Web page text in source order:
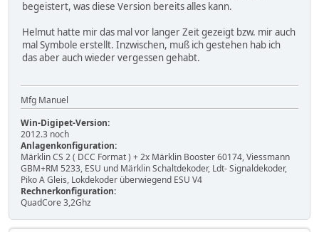
begeistert, was diese Version bereits alles kann.
Helmut hatte mir das mal vor langer Zeit gezeigt bzw. mir auch
mal Symbole erstellt. Inzwischen, muß ich gestehen hab ich
das aber auch wieder vergessen gehabt.
Mfg Manuel
Win-Digipet-Version:
2012.3 noch
Anlagenkonfiguration:
Märklin CS 2 ( DCC Format ) + 2x Märklin Booster 60174, Viessmann
GBM+RM 5233, ESU und Märklin Schaltdekoder, Ldt- Signaldekoder,
Piko A Gleis, Lokdekoder überwiegend ESU V4
Rechnerkonfiguration:
QuadCore 3,2Ghz